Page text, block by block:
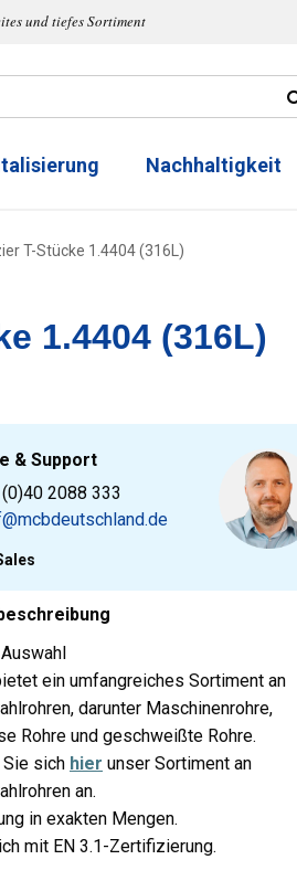
und tiefes Sortiment
Nachhaltigkeit
T-Stücke 1.4404 (316L)
1.4404 (316L)
& Support
2088 333
ein umfangreiches Sortiment an
darunter Maschinenrohre,
Rohre und geschweißte Rohre.
Sie sich hier unser Sortiment an
an.
in exakten Mengen.
mit EN 3.1-Zertifizierung.